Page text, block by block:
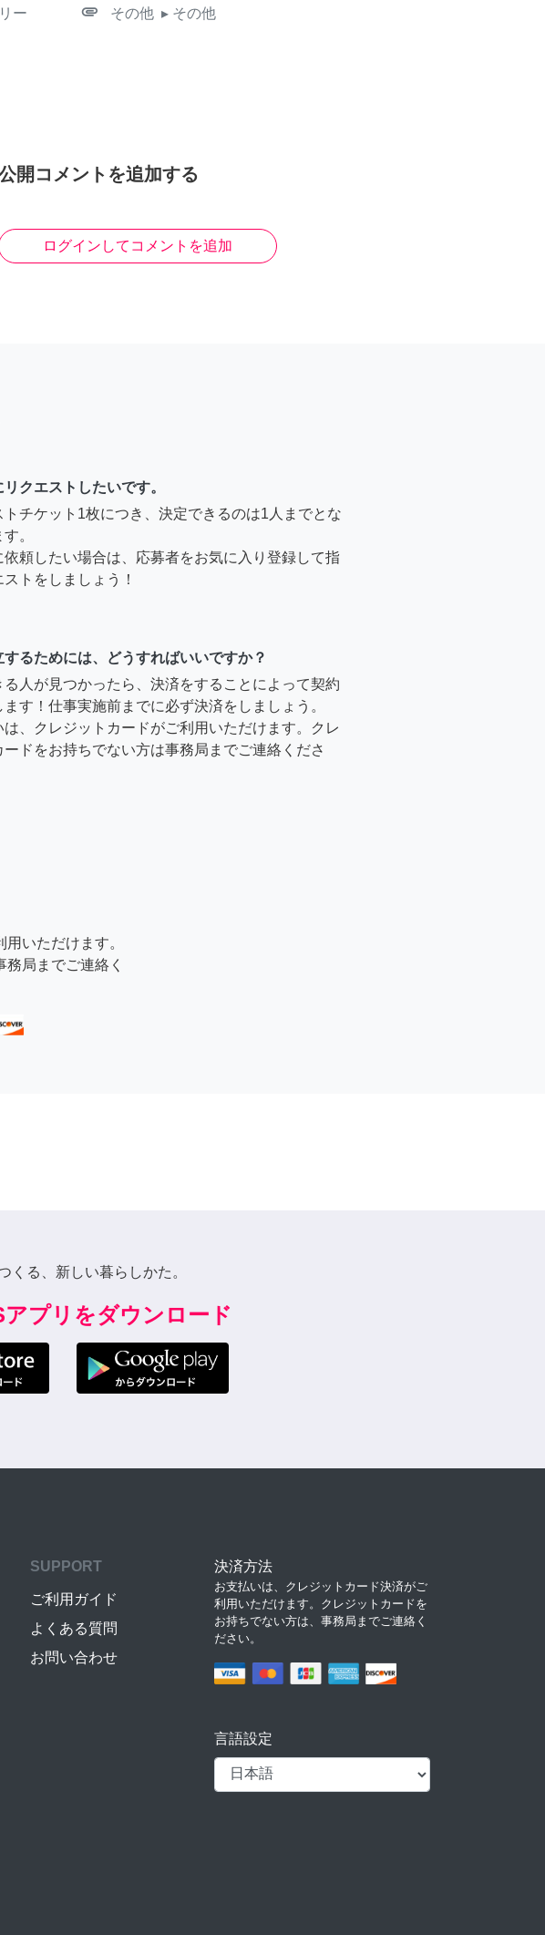
ー attachment その他 ▸ その他
開コメントを追加する
ログインしてコメントを追加
クエストしたいです。
トチケット1枚につき、決定できるのは1人までとな
。
依頼したい場合は、応募者をお気に入り登録して指
トをしましょう！
するためには、どうすればいいですか？
る人が見つかったら、決済をすることによって契約
ます！仕事実施前までに必ず決済をしましょう。
は、クレジットカードがご利用いただけます。クレ
ードをお持ちでない方は事務局までご連絡くださ
いただけます。
局までご連絡く
くる、新しい暮らしかた。
アプリをダウンロード
SUPPORT
ご利用ガイド
よくある質問
お問い合わせ
決済方法
お支払いは、クレジットカード決済がご
利用いただけます。クレジットカードを
お持ちでない方は、事務局までご連絡く
ださい。
言語設定